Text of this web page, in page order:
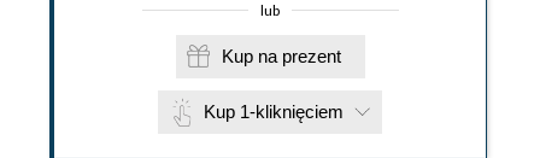
lub
Kup na prezent
Kup 1-kliknięciem